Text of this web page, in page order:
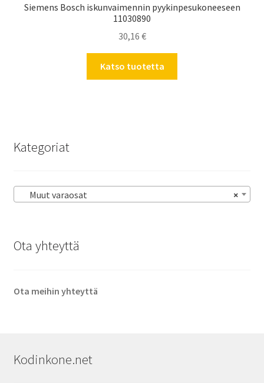
Siemens Bosch iskunvaimennin pyykinpesukoneeseen
11030890
30,16 €
Katso tuotetta
Kategoriat
×
Muut varaosat
Ota yhteyttä
Ota meihin yhteyttä
Kodinkone.net